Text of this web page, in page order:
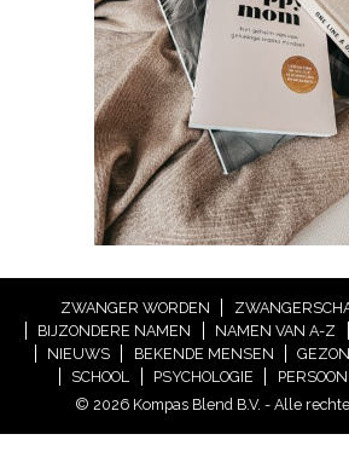
ZWANGER WORDEN
BIJZONDERE NAMEN
NAMEN VAN A-Z
NIEUWS
BEKENDE MENSEN
SCHOOL
PSYCHOLOGIE
© 2026 Kompas Blend B.V. - Alle